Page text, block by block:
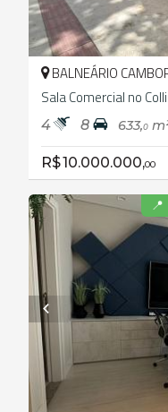
BALNEÁRIO
Sala Comercial no
4 8 633,0
R$ 10.000.000,00